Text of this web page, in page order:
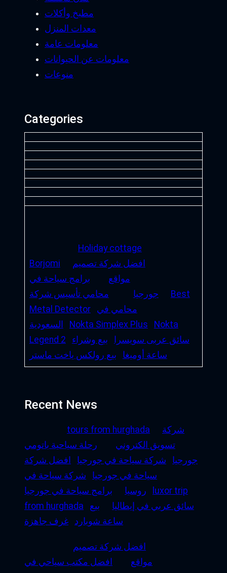
مطبخ وأكلات
معدات المنزل
معلومات عامة
معلومات عن الحيوانات
منوعات
Categories
Holiday cottage
Borjomi
افضل شركة تصميم
مواقع
برامج سياحة في
جورجيا
محامي تأسيس شركة
Best
Metal Detector
محامي في
السعودية
Nokta Simplex Plus
Nokta
Legend 2
سائق عربى سويسرا
بيع وشراء
ساعة أوميغا
بيع رولكس ياخت ماستر
Recent News
tours from hurghada
شركة
تسويق الكتروني
رحلة سياحية باتومي
جورجيا
شركة سياحة في جورجيا
افضل شركة
سياحة في جورجيا
شركة سياحة في
روسيا
برامج سياحة في جورجيا
luxor trip
from hurghada
سائق عربي في إيطاليا
بيع
ساعة شوبارد
غرف جاهزة
افضل شركة تصميم
مواقع
افضل مكتب سياحي في